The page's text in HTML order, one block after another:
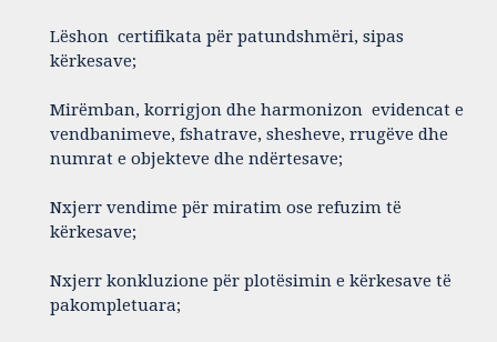
Lëshon certifikata për patundshmëri, sipas
kërkesave;
Mirëmban, korrigjon dhe harmonizon evidencat e
vendbanimeve, fshatrave, shesheve, rrugëve dhe
numrat e objekteve dhe ndërtesave;
Nxjerr vendime për miratim ose refuzim të
kërkesave;
Nxjerr konkluzione për plotësimin e kërkesave të
pakompletuara;